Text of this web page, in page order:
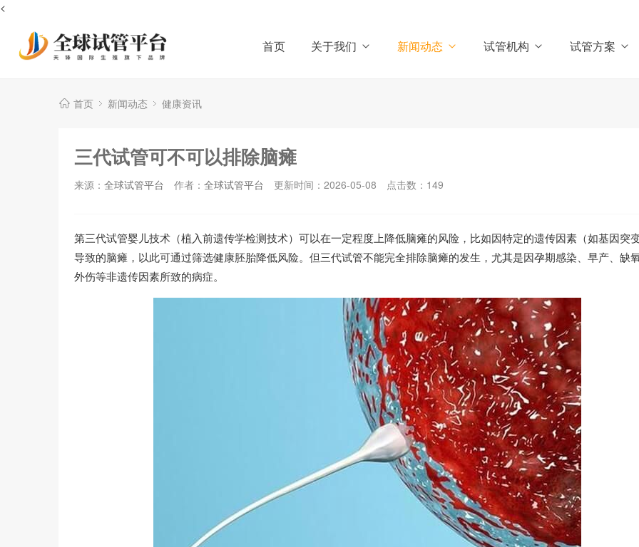
<
首页 关于我们 新闻动态 试管机构 试管方案
首页 新闻动态 健康资讯
三代试管可不可以排除脑瘫
来源： 全球试管平台 作者： 全球试管平台 更新时间：2026-05-08 点击数： 149
第三代试管婴儿技术（植入前遗传学检测技术）可以在一定程度上降低脑瘫的风险，比如因特定的遗传因素（如基因突变
导致的脑瘫，以此可通过筛选健康胚胎降低风险。但三代试管不能完全排除脑瘫的发生，尤其是因孕期感染、早产、缺氧
外伤等非遗传因素所致的病症。